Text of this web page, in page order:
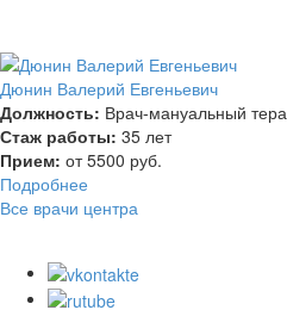
Дюнин Валерий Евгеньевич
Должность: Врач-мануальный
Стаж работы: 35 лет
Прием: от 5500 руб.
Подробнее
Все врачи центра